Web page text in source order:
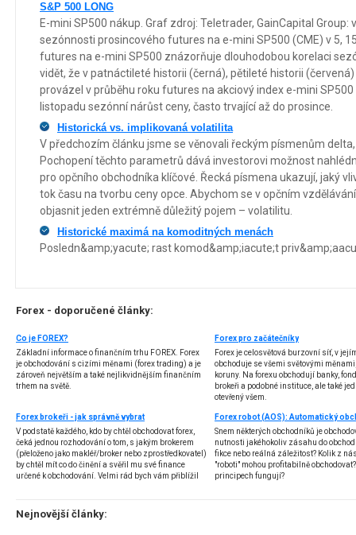
S&P 500 LONG
E-mini SP500 nákup. Graf zdroj: Teletrader, GainCapital
sezónnosti prosincového futures na e-mini SP500 (CME) v 5,
futures na e-mini SP500 znázorňuje dlouhodobou korelaci
vidět, že v patnáctileté historii (černá), pětileté historii
provázel v průběhu roku futures na akciový index e-mini
listopadu sezónní nárůst ceny, často trvající až do prosince.
Historická vs. implikovaná volatilita
V předchozím článku jsme se věnovali řeckým písmenům
Pochopení těchto parametrů dává investorovi možnost
pro opčního obchodníka klíčové. Řecká písmena ukazují, jaký
tok času na tvorbu ceny opce. Abychom se v opčním
objasnit jeden extrémně důležitý pojem – volatilitu.
Historické maximá na komoditných menách
Posledn&amp;yacute; rast komod&amp;iacute;t
Forex - doporučené články:
Co je FOREX?
Základní informace o finančním trhu FOREX. Forex
je obchodování s cizími měnami (forex trading) a je
zároveň největším a také nejlikvidnějším finančním
trhem na světě.
Forex pro začátečníky
Forex je celosvětová burzovní síť, v
obchoduje se všemi světovými
koruny. Na forexu obchodují banky,
brokeři a podobné instituce, ale také
otevřený všem.
Forex brokeři - jak správně vybrat
V podstatě každého, kdo by chtěl obchodovat forex,
čeká jednou rozhodování o tom, s jakým brokerem
(přeloženo jako makléř/broker nebo zprostředkovatel)
by chtěl mít co do činění a svěřil mu své finance
určené k obchodování. Velmi rád bych vám přiblížil
několik příkladů nejznámějších z nich.
Snem některých obchodníků je
nutnosti jakéhokoliv zásahu do
fikce nebo reálná záležitost? Kolik z
"roboti" mohou profitabilně
principech fungují?
Nejnovější články: